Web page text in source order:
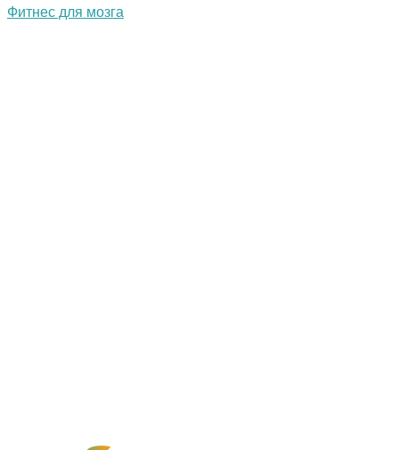
Фитнес для мозга